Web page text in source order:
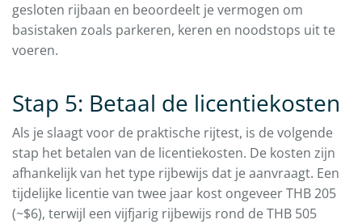
gesloten rijbaan en beoordeelt je vermogen om
basistaken zoals parkeren, keren en noodstops uit te
voeren.
Stap 5: Betaal de licentiekosten
Als je slaagt voor de praktische rijtest, is de volgende
stap het betalen van de licentiekosten. De kosten zijn
afhankelijk van het type rijbewijs dat je aanvraagt. Een
tijdelijke licentie van twee jaar kost ongeveer THB 205
(~$6), terwijl een vijfjarig rijbewijs rond de THB 505